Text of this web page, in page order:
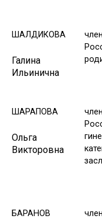
ШАЛДИКОВА
Галина
Ильинична
ШАРАПОВА
Ольга
Викторовна
БАРАНОВ